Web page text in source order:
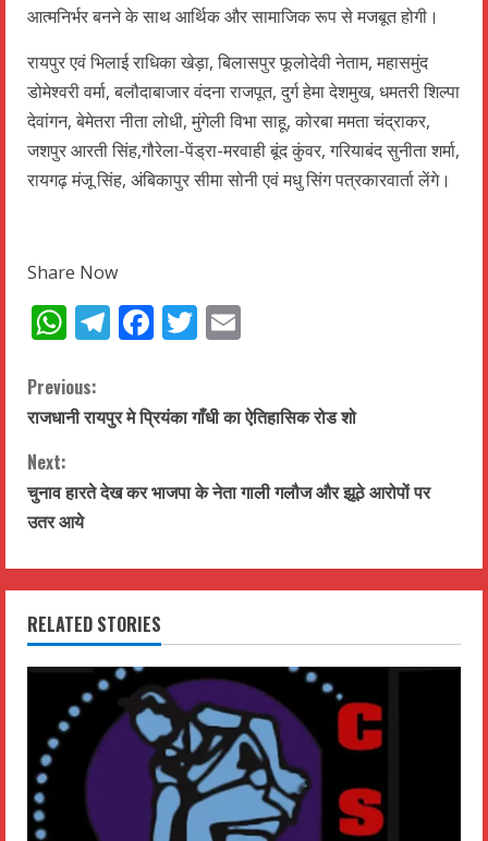
आत्मनिर्भर बनने के साथ आर्थिक और सामाजिक रूप से मजबूत होगी।
रायपुर एवं भिलाई राधिका खेड़ा, बिलासपुर फूलोदेवी नेताम, महासमुंद
डोमेश्वरी वर्मा, बलौदाबाजार वंदना राजपूत, दुर्ग हेमा देशमुख, धमतरी शिल्पा
देवांगन, बेमेतरा नीता लोधी, मुंगेली विभा साहू, कोरबा ममता चंद्राकर,
जशपुर आरती सिंह,गौरेला-पेंड्रा-मरवाही बूंद कुंवर, गरियाबंद सुनीता शर्मा,
रायगढ़ मंजू सिंह, अंबिकापुर सीमा सोनी एवं मधु सिंग पत्रकारवार्ता लेंगे।
Share Now
WhatsApp
Telegram
Facebook
Twitter
C
o
n
t
i
n
u
R
e
Previous:
राजधानी रायपुर मे प्रियंका गाँधी का ऐतिहासिक रोड शो
Next:
चुनाव हारते देख कर भाजपा के नेता गाली गलौज और झूठे आरोपों पर
उतर आये
RELATED STORIES